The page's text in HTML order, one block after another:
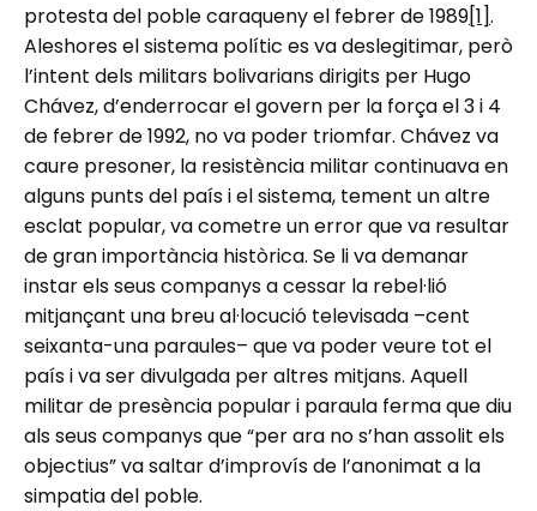
protesta del poble caraqueny el febrer de 1989[1].
Aleshores el sistema polític es va deslegitimar, però
l’intent dels militars bolivarians dirigits per Hugo
Chávez, d’enderrocar el govern per la força el 3 i 4
de febrer de 1992, no va poder triomfar. Chávez va
caure presoner, la resistència militar continuava en
alguns punts del país i el sistema, tement un altre
esclat popular, va cometre un error que va resultar
de gran importància històrica. Se li va demanar
instar els seus companys a cessar la rebel·lió
mitjançant una breu al·locució televisada –cent
seixanta-una paraules– que va poder veure tot el
país i va ser divulgada per altres mitjans. Aquell
militar de presència popular i paraula ferma que diu
als seus companys que “per ara no s’han assolit els
objectius” va saltar d’improvís de l’anonimat a la
simpatia del poble.